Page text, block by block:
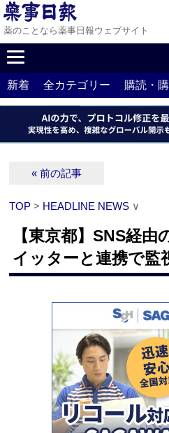
薬のことなら薬事日報ウェブサイト
新着 全カテゴリー 購読・
« 前の記事
TOP > HEADLINE NEWS ∨
【東京都】SNS経由
イッターと連携で監